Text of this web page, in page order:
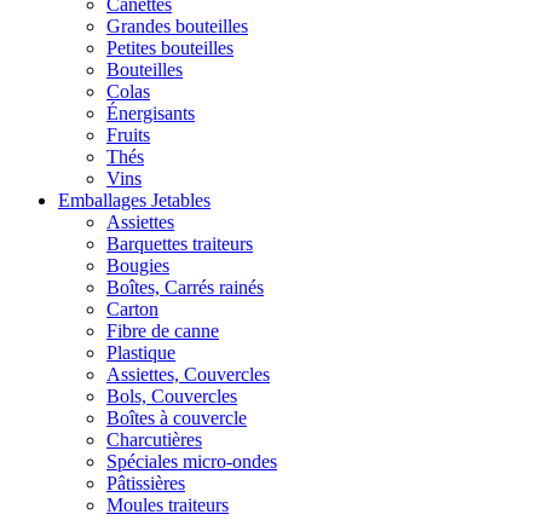
Canettes
Grandes bouteilles
Petites bouteilles
Bouteilles
Colas
Énergisants
Fruits
Thés
Vins
Emballages Jetables
Assiettes
Barquettes traiteurs
Bougies
Boîtes, Carrés rainés
Carton
Fibre de canne
Plastique
Assiettes, Couvercles
Bols, Couvercles
Boîtes à couvercle
Charcutières
Spéciales micro-ondes
Pâtissières
Moules traiteurs